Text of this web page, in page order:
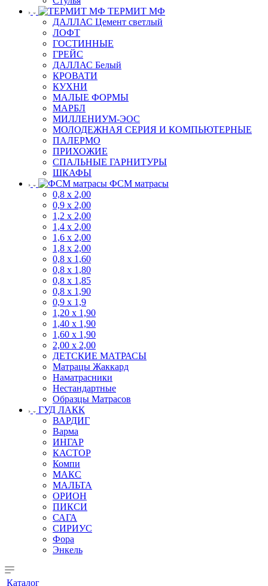
ТЕРМИТ МФ
ДАЛЛАС Цемент светлый
ЛОФТ
ГОСТИННЫЕ
ГРЕЙС
ДАЛЛАС Белый
КРОВАТИ
КУХНИ
МАЛЫЕ ФОРМЫ
МАРБЛ
МИЛЛЕНИУМ-ЭОС
МОЛОДЕЖНАЯ СЕРИЯ И КОМПЬЮТЕРНЫЕ
ПАЛЕРМО
ПРИХОЖИЕ
СПАЛЬНЫЕ ГАРНИТУРЫ
ШКАФЫ
ФСМ матрасы
0,8 х 2,00
0,9 х 2,00
1,2 х 2,00
1,4 х 2,00
1,6 х 2,00
1,8 х 2,00
0,8 х 1,60
0,8 х 1,80
0,8 х 1,85
0,8 х 1,90
0,9 х 1,9
1,20 х 1,90
1,40 х 1,90
1,60 х 1,90
2,00 х 2,00
ДЕТСКИЕ МАТРАСЫ
Матрацы Жаккард
Наматрасники
Нестандартные
Образцы Матрасов
ГУД ЛАКК
ВАРДИГ
Варма
ИНГАР
КАСТОР
Компи
МАКС
МАЛЬТА
ОРИОН
ПИКСИ
САГА
СИРИУС
Фора
Энкель
Каталог